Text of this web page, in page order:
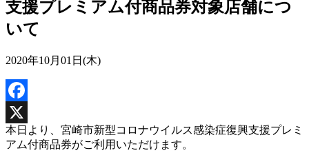
支援プレミアム付商品券対象店舗につ
いて
2020年10月01日(木)
Facebook
X
本日より、宮崎市新型コロナウイルス感染症復興支援プレミ
アム付商品券がご利用いただけます。